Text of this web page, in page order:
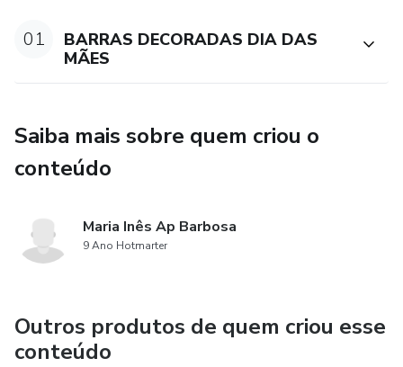
*BÔNUS: Apostila com as 2 receitas da aula mais risco do
Te espero nesse SUPER MINI CURSO!!
01
BARRAS DECORADAS DIA DAS
MÃES
Saiba mais sobre quem criou o
conteúdo
Maria Inês Ap Barbosa
9 Ano Hotmarter
Outros produtos de quem criou esse
conteúdo